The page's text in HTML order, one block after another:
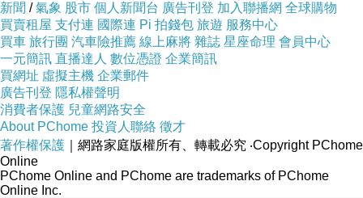
新聞 /氣象 股市 個人新聞台 廣告刊登 加入聯播網 全球購物
買賣租屋 支付連 國際連 Pi 拍錢包 旅遊 服務中心
買車 旅行團 汽車險推薦 線上麻將 雜誌 星座命理 會員中心
一元簡訊 直播達人 數位憑證 企業簡訊
買網址 虛擬主機 企業郵件
廣告刊登 隱私權聲明
消費者保護 兒童網路安全
About PChome 投資人聯絡 徵才
著作權保護 ｜網路家庭版權所有、轉載必究 ‧Copyright PChome
Online
PChome Online and PChome are trademarks of PChome
Online Inc.